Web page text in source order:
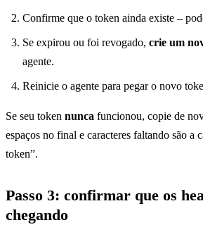
Confirme que o token ainda existe –
Se expirou ou foi revogado, crie um
agente.
Reinicie o agente para pegar o novo
Se seu token nunca funcionou, copie de
espaços no final e caracteres faltando são a
token”.
Passo 3: confirmar que os
chegando